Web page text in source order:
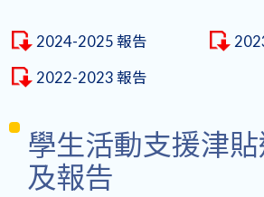
2024-2025 報告
2022-2023 報告
學生活動支援津
及報告